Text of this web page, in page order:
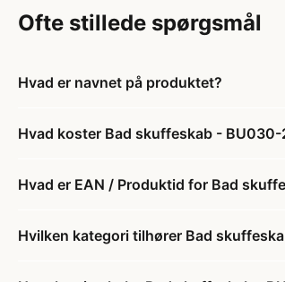
Ofte stillede spørgsmål
Hvad er navnet på produktet?
Hvad koster Bad skuffeskab -
Hvad er EAN / Produktid for Bad
Hvilken kategori tilhører Bad